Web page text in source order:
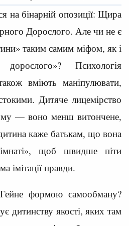
на бінарній опозиції: Щира
Дорослого. Але чи не є
таким самим міфом, як і
Психологія
вміють маніпулювати,
Дитяче лицемірство
— воно менш витончене,
каже батькам, що вона
щоб швидше піти
імітації правди.
формою самообману?
дитинству якості, яких там